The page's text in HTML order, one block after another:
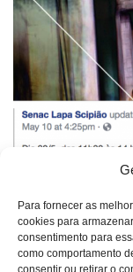
Para fornecer as
cookies para
consentimento para
como comportamento
consentir ou retirar o
Publicado em
Navegação
de
post